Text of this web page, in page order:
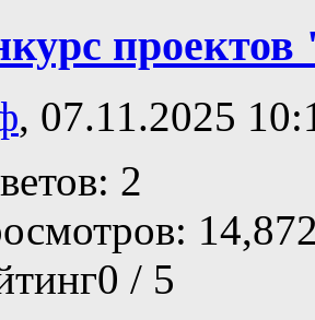
, 07.11.2025
2
/ 5